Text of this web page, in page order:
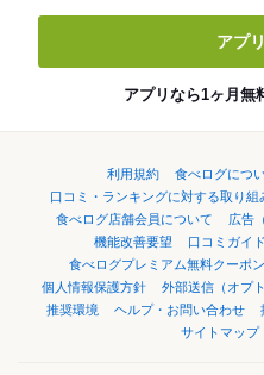
アプ
アプリなら1ヶ月無
利用規約 食べログにつ
口コミ・ランキングに対する取り組
食べログ店舗会員について
広告
機能改善要望
口コミガイ
食べログプレミアム無料クーポン
個人情報保護方針
外部送信（オプ
推奨環境
ヘルプ・お問い合わせ
サイトマップ